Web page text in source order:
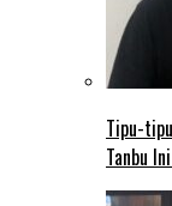
Tipu-
Tanbu